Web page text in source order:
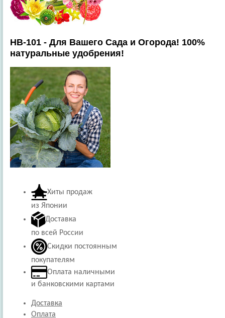
HB-101 - Для Вашего Сада и Огорода! 100%
натуральные удобрения!
Хиты продаж
из Японии
Доставка
по всей России
Скидки постоянным
покупателям
Оплата наличными
и банковскими картами
Доставка
Оплата